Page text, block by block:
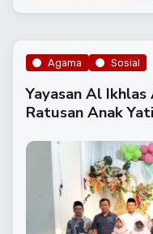
Agama Sosial
Yayasan Al
Ratusan Anak